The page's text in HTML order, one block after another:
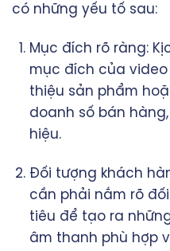
có những yếu tố sau:
Mục đích rõ ràng:
mục đích của
thiệu sản phẩm
doanh số bán
hiệu.
Đối tượng khách
cần phải nắm rõ
tiêu để tạo ra
âm thanh phù hợp